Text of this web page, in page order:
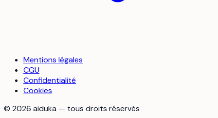
Mentions légales
CGU
Confidentialité
Cookies
© 2026 aiduka — tous droits réservés